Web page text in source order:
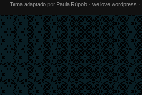
Tema adaptado por Paula Rúpolo · we love wordpress ·